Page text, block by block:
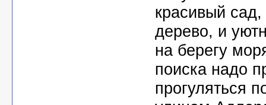
красивый
дерево, и
на берегу
поиска надо
прогуляться